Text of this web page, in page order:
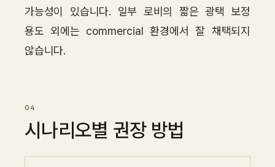
가능성이 있습니다. 일부 로비의 짧은 광택 보정
용도 외에는 commercial 환경에서 잘 채택되지
않습니다.
시나리오별 권장 방법